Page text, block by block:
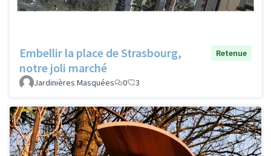
Embellir la place de Strasbourg,
notre joli marché
Retenue
Jardinières Masquées 0 3